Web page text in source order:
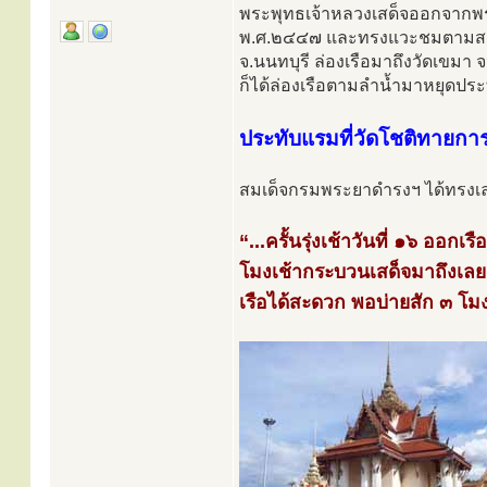
พระพุทธเจ้าหลวงเสด็จออกจาก
พ.ศ.๒๔๔๗ และทรงแวะชมตามส
จ.นนทบุรี ล่องเรือมาถึงวัดเขมา
ก็ได้ล่องเรือตามลำน้ำมาหยุดปร
ประทับแรมที่วัดโชติทายกา
สมเด็จกรมพระยาดำรงฯ ได้ทรง
“...ครั้นรุ่งเช้าวันที่ ๑๖ ออกเ
โมงเช้ากระบวนเสด็จมาถึงเ
เรือได้สะดวก พอบ่ายสัก ๓ โ